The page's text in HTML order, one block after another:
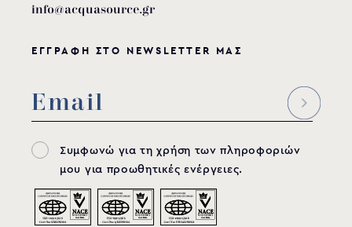
info@acquasource.gr
ΕΓΓΡΑΦΗ ΣΤΟ NEWSLETTER ΜΑΣ
Συμφωνώ για τη χρήση των πληροφοριών
μου για προωθητικές ενέργειες.